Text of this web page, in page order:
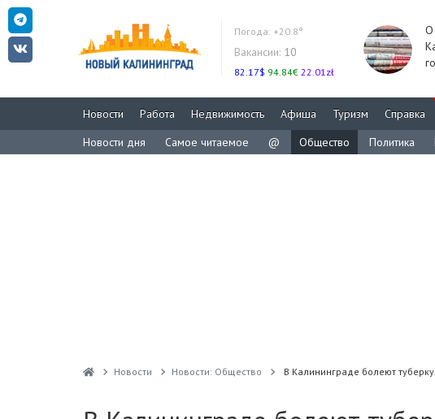
Погода: +20.8°
Вакансии: 10
82.17$ 94.84€ 22.01zł
О
Новости Работа Недвижимость Афиша Туризм Справка
Новости дня
Самое читаемое @ Общество Политика
Новости Новости: Общество В Калининграде болеют